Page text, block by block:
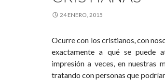
24 ENERO, 2015
Ocurre con los cristianos, con
exactamente a qué se
impresión a veces, en nuestras
tratando con personas que